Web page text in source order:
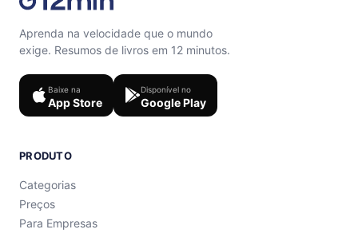
Aprenda na velocidade que o mundo
exige. Resumos de livros em 12 minutos.
Baixe na
App Store
Disponível no
Google Play
PRODUTO
Categorias
Preços
Para Empresas